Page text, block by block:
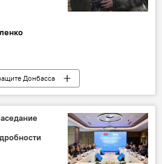
Донбасса
Беспилотник